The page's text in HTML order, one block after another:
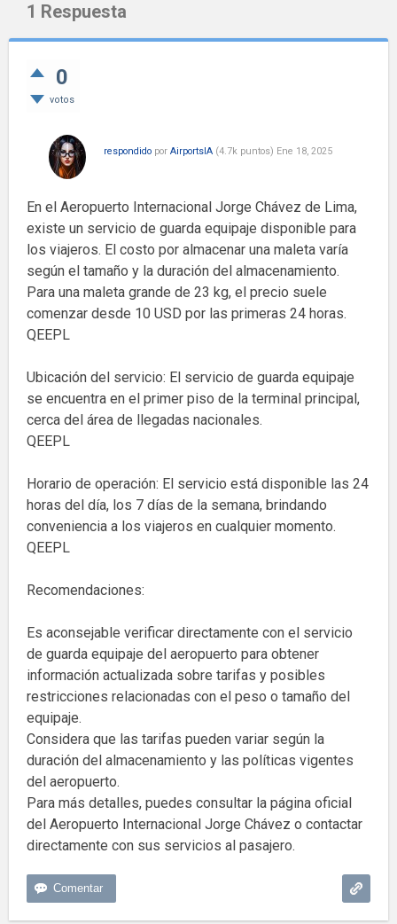
1 Respuesta
0
votos
respondido por AirportsIA (4.7k puntos) Ene 18, 2025
En el Aeropuerto Internacional Jorge Chávez de Lima,
existe un servicio de guarda equipaje disponible para
los viajeros. El costo por almacenar una maleta varía
según el tamaño y la duración del almacenamiento.
Para una maleta grande de 23 kg, el precio suele
comenzar desde 10 USD por las primeras 24 horas.
QEEPL
Ubicación del servicio: El servicio de guarda equipaje
se encuentra en el primer piso de la terminal principal,
cerca del área de llegadas nacionales.
QEEPL
Horario de operación: El servicio está disponible las 24
horas del día, los 7 días de la semana, brindando
conveniencia a los viajeros en cualquier momento.
QEEPL
Recomendaciones:
Es aconsejable verificar directamente con el servicio
de guarda equipaje del aeropuerto para obtener
información actualizada sobre tarifas y posibles
restricciones relacionadas con el peso o tamaño del
equipaje.
Considera que las tarifas pueden variar según la
duración del almacenamiento y las políticas vigentes
del aeropuerto.
Para más detalles, puedes consultar la página oficial
del Aeropuerto Internacional Jorge Chávez o contactar
directamente con sus servicios al pasajero.